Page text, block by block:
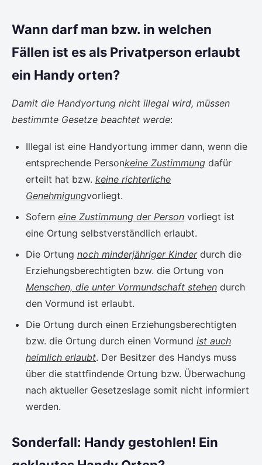
Wann darf man bzw. in welchen
Fällen ist es als Privatperson erlaubt
ein Handy orten?
Damit die Handyortung nicht illegal wird, müssen
bestimmte Gesetze beachtet werde:
Illegal ist eine Handyortung immer dann, wenn die
entsprechende Personkeine Zustimmung dafür
erteilt hat bzw. keine richterliche
Genehmigungvorliegt.
Sofern eine Zustimmung der Person vorliegt ist
eine Ortung selbstverständlich erlaubt.
Die Ortung noch minderjähriger Kinderdurch die
Erziehungsberechtigten bzw. die Ortung von
Menschen, die unter Vormundschaft stehen durch
den Vormund ist erlaubt.
Die Ortung durch einen Erziehungsberechtigten
bzw. die Ortung durch einen Vormund ist auch
heimlich erlaubt. Der Besitzer des Handys muss
über die stattfindende Ortung bzw. Überwachung
nach aktueller Gesetzeslage somit nicht informiert
werden.
Sonderfall: Handy gestohlen! Ein